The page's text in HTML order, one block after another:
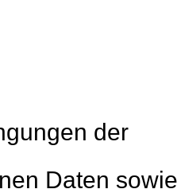
der
Daten